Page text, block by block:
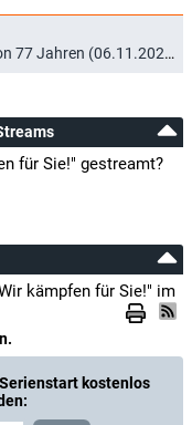
77 Jahren (06.11.2023)
für Sie!" gestreamt?
kämpfen für Sie!" im
kostenlos